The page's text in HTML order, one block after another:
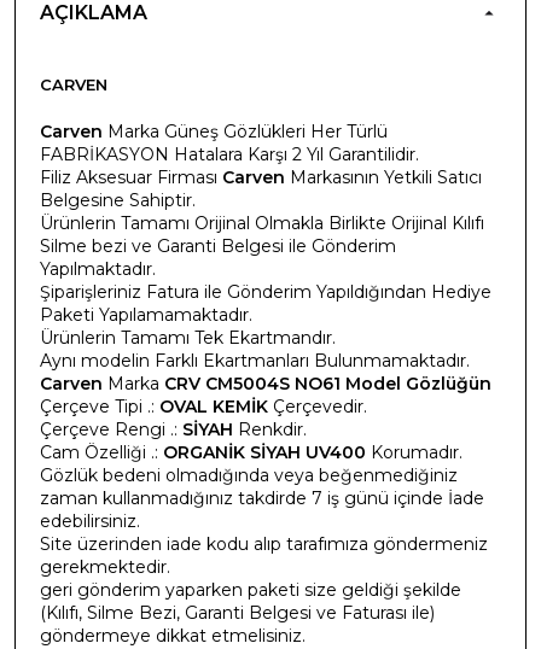
AÇIKLAMA
CARVEN
Carven Marka Güneş Gözlükleri Her Türlü
FABRİKASYON Hatalara Karşı 2 Yıl Garantilidir.
Filiz Aksesuar Firması Carven Markasının Yetkili Satıcı
Belgesine Sahiptir.
Ürünlerin Tamamı Orijinal Olmakla Birlikte Orijinal Kılıfı
Silme bezi ve Garanti Belgesi ile Gönderim
Yapılmaktadır.
Şiparişleriniz Fatura ile Gönderim Yapıldığından Hediye
Paketi Yapılamamaktadır.
Ürünlerin Tamamı Tek Ekartmandır.
Aynı modelin Farklı Ekartmanları Bulunmamaktadır.
Carven Marka CRV CM5004S NO61 Model Gözlüğün
Çerçeve Tipi .: OVAL KEMİK Çerçevedir.
Çerçeve Rengi .: SİYAH Renkdir.
Cam Özelliği .: ORGANİK SİYAH UV400 Korumadır.
Gözlük bedeni olmadığında veya beğenmediğiniz
zaman kullanmadığınız takdirde 7 iş günü içinde İade
edebilirsiniz.
Site üzerinden iade kodu alıp tarafımıza göndermeniz
gerekmektedir.
geri gönderim yaparken paketi size geldiği şekilde
(Kılıfı, Silme Bezi, Garanti Belgesi ve Faturası ile)
göndermeye dikkat etmelisiniz.